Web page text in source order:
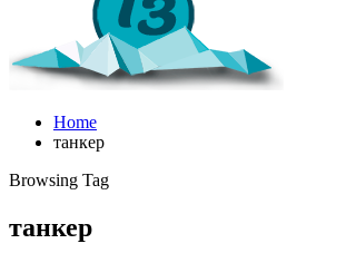
Home
танкер
Browsing Tag
танкер